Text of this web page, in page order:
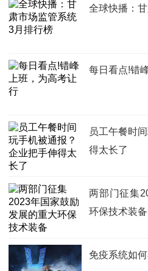
全球快播：
每日看点!错
员工午餐时
得太长了
两部门征集
环保技术装备
免疫系统如